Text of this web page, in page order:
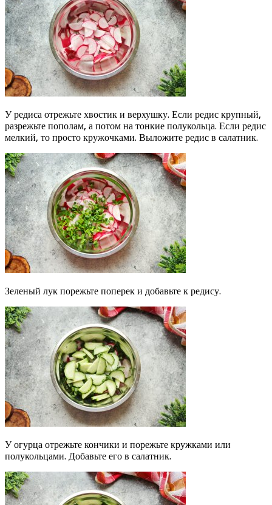
У редиса отрежьте хвостик и верхушку. Если редис крупный,
разрежьте пополам, а потом на тонкие полукольца. Если редис
мелкий, то просто кружочками. Выложите редис в салатник.
Зеленый лук порежьте поперек и добавьте к редису.
У огурца отрежьте кончики и порежьте кружками или
полукольцами. Добавьте его в салатник.